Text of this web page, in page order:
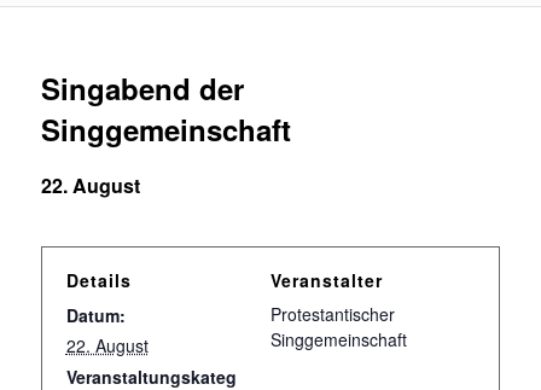
Singabend der
Singgemeinschaft
22. August
Details
Datum:
22. August
Veranstaltungskateg
Veranstalter
Protestantischer
Singgemeinschaft